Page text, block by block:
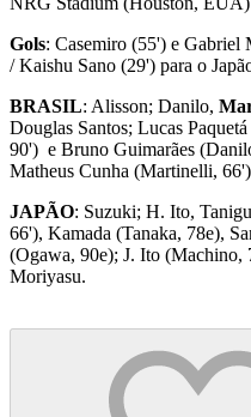
Gols: Casemiro (55') e
/ Kaishu Sano (29') para o
BRASIL: Alisson; Danilo,
Douglas Santos; Lucas
90') e Bruno Guimarães
Matheus Cunha (Martinelli,
JAPÃO: Suzuki; H. Ito,
66'), Kamada (Tanaka, 78e),
(Ogawa, 90e); J. Ito (Machino,
Moriyasu.